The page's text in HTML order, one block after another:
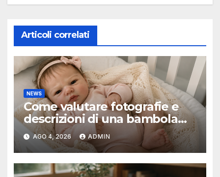
Articoli correlati
NEWS
Come valutare fotografie e
descrizioni di una bambola
reborn
AGO 4, 2026 ADMIN